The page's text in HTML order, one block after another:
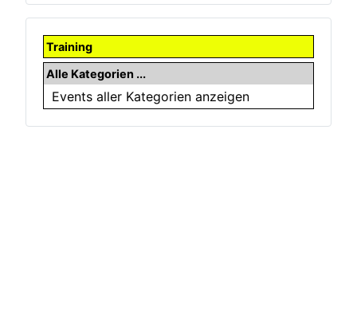
Training
Alle Kategorien ...
Events aller Kategorien anzeigen